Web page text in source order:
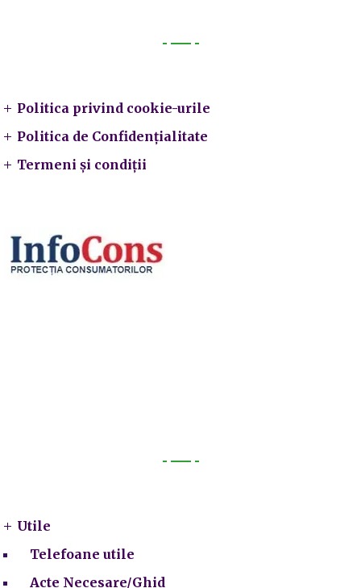
Politica privind cookie-urile
Politica de Confidențialitate
Termeni și condiții
Utile
Telefoane utile
Acte Necesare/Ghid